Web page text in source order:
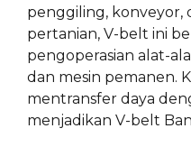
penggiling, konveyor,
pertanian, V-belt ini
pengoperasian alat-
dan mesin pemanen.
mentransfer daya
menjadikan V-belt